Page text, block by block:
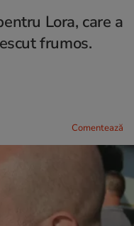
Lora, care a
frumos.
Comentează